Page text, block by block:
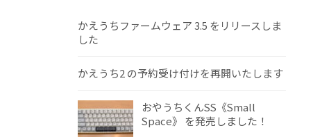
かえうちファームウェア 3.5 をリリースしま
した
かえうち2 の予約受け付けを再開いたします
おやうちくんSS《Small
Space》 を発売しました！